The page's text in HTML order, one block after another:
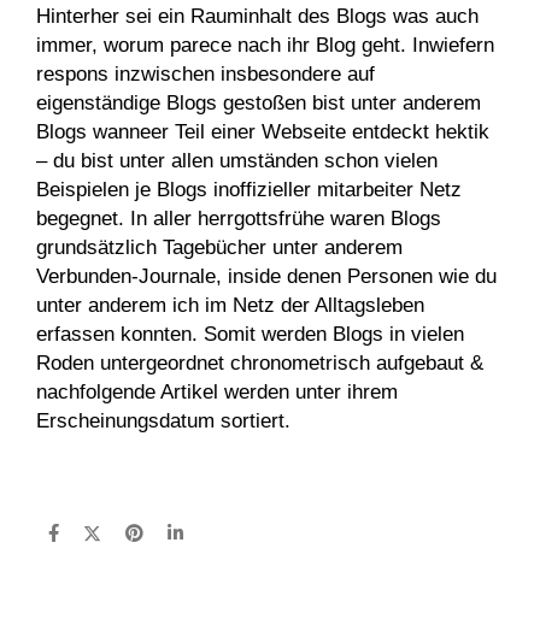
Hinterher sei ein Rauminhalt des Blogs was auch
immer, worum parece nach ihr Blog geht. Inwiefern
respons inzwischen insbesondere auf
eigenständige Blogs gestoßen bist unter anderem
Blogs wanneer Teil einer Webseite entdeckt hektik
– du bist unter allen umständen schon vielen
Beispielen je Blogs inoffizieller mitarbeiter Netz
begegnet. In aller herrgottsfrühe waren Blogs
grundsätzlich Tagebücher unter anderem
Verbunden-Journale, inside denen Personen wie du
unter anderem ich im Netz der Alltagsleben
erfassen konnten. Somit werden Blogs in vielen
Roden untergeordnet chronometrisch aufgebaut &
nachfolgende Artikel werden unter ihrem
Erscheinungsdatum sortiert.